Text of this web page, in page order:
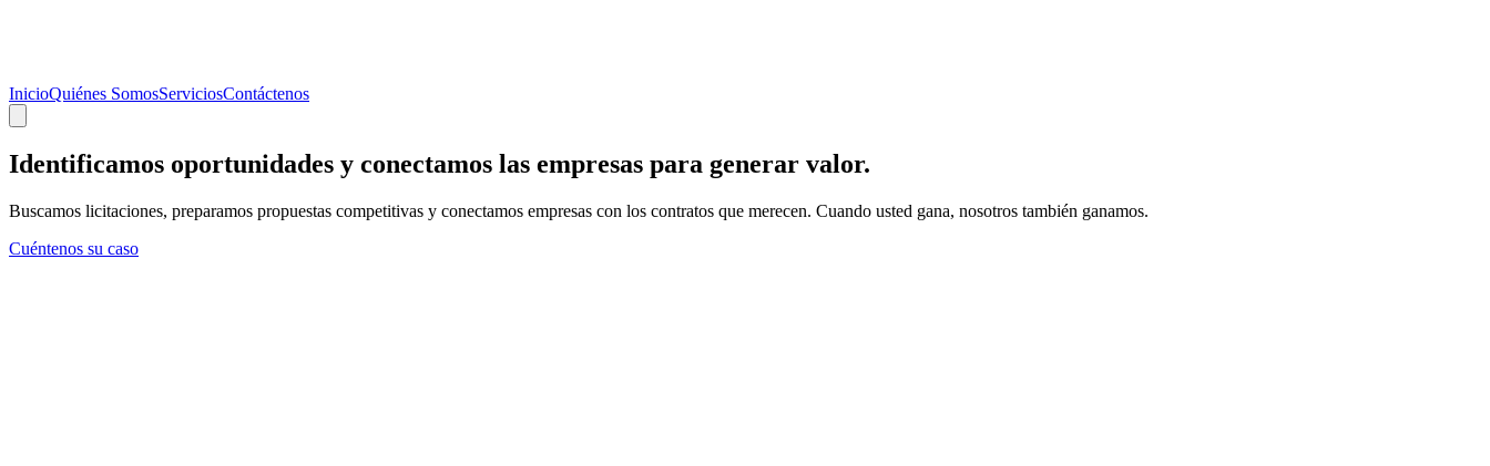
InicioQuiénes SomosServiciosContáctenos
Identificamos oportunidades y conectamos las empresas para generar valor.
Buscamos licitaciones, preparamos propuestas competitivas y conectamos empresas con los contratos que merecen. Cuando usted gana, nosotros también ganamos.
Cuéntenos su caso